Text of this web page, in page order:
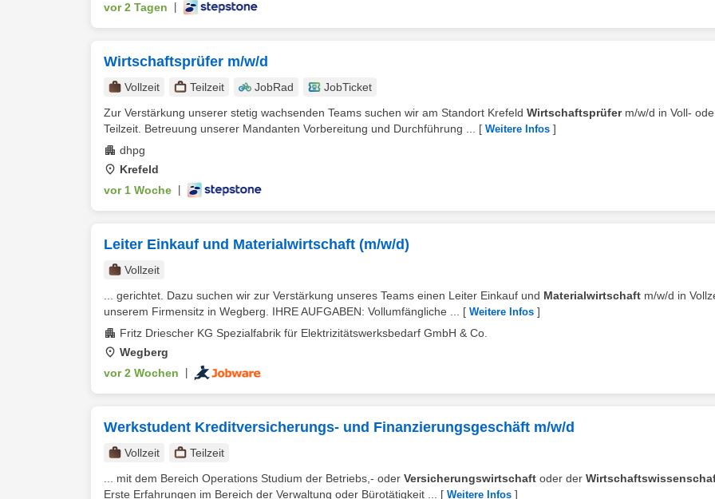
vor 2 Tagen
Wirtschaftsprüfer m/w/d
Vollzeit Teilzeit JobRad
JobTicket
Zur Verstärkung unserer stetig wachsenden Teams suchen wir am Standort Krefeld Wirtschaftsprüferm/w/d in Voll-
Teilzeit. Betreuung unserer Mandanten Vorbereitung und Durchführung ...
[ Weitere Infos ]
dhpg
Krefeld
vor 1 Woche
Leiter Einkauf und Materialwirtschaft (m/w/d)
Vollzeit
... gerichtet. Dazu suchen wir zur Verstärkung unseres Teams einen Leiter Einkauf und Materialwirtschaft m/w/d in
unserem Firmensitz in Wegberg. IHRE AUFGABEN: Vollumfängliche ...
[ Weitere Infos ]
Fritz Driescher KG Spezialfabrik für Elektrizitätswerksbedarf GmbH & Co.
Wegberg
vor 2 Wochen
Werkstudent Kreditversicherungs- und Finanzierungsgeschäft m/w/d
Vollzeit
Teilzeit
... mit dem Bereich Operations Studium der Betriebs,- oder Versicherungswirtschaft oder der
Erste Erfahrungen im Bereich der Verwaltung oder Bürotätigkeit ...
[ Weitere Infos ]